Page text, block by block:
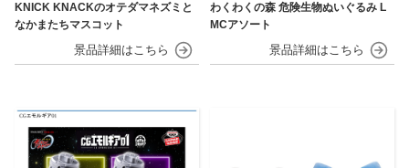
KNICK KNACKのオテダマネズミと
なかまたちマスコット
わくわくの森 危険生物ぬいぐるみ L
MCアソート